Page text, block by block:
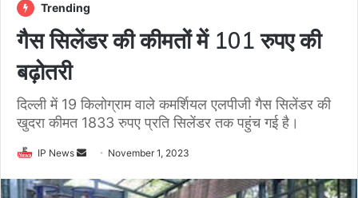
Trending
गैस सिलेंडर की कीमतों में 101 रुपए की
बढ़ोतरी
दिल्ली में 19 किलोग्राम वाले कमर्शियल एलपीजी गैस सिलेंडर की
खुदरा कीमत 1833 रुपए प्रति सिलेंडर तक पहुंच गई है।
IP News
Send
email
November 1, 2023